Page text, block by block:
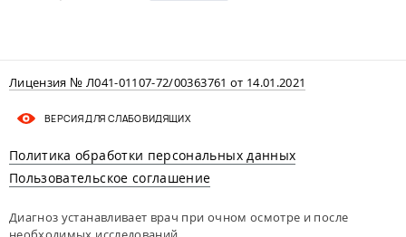
Лицензия № Л041-01107-72/00363761 от 14.01.2021
ВЕРСИЯ ДЛЯ СЛАБОВИДЯЩИХ
Политика обработки персональных данных
Пользовательское соглашение
Диагноз устанавливает врач при очном осмотре и после